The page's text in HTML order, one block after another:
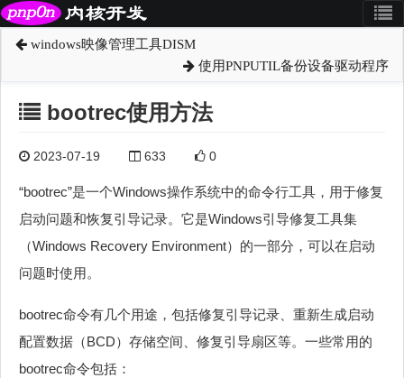
windows映像管理工具DISM
使用PNPUTIL备份设备驱动程序
bootrec使用方法
2023-07-19 633 0
“bootrec”是一个Windows操作系统中的命令行工具，用于修复
启动问题和恢复引导记录。它是Windows引导修复工具集
（Windows Recovery Environment）的一部分，可以在启动
问题时使用。
bootrec命令有几个用途，包括修复引导记录、重新生成启动
配置数据（BCD）存储空间、修复引导扇区等。一些常用的
bootrec命令包括：